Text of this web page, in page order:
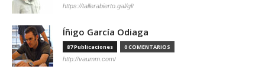
https://tallerabierto.gal/gl/
Íñigo García Odiaga
87 Publicaciones 0 COMENTARIOS
http://vaumm.com/